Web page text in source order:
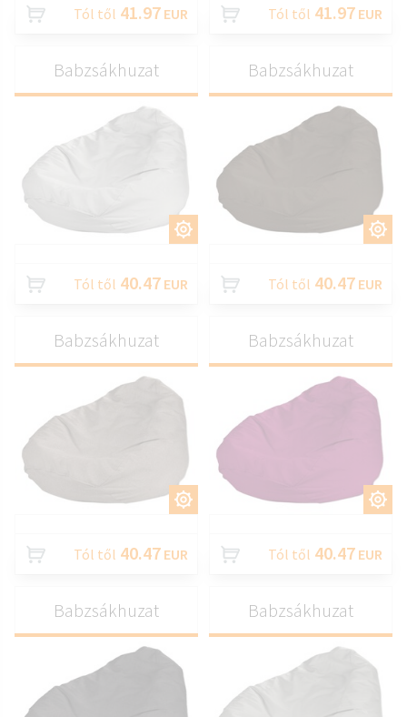
Tól től 41.97 EUR Tól től 41.97 EUR
TESTRESZAB
Babzsákhuzat
Tól től 40.47 EUR
TESTRESZAB
Babzsákhuzat
Tól től 40.47 EUR
TESTRESZAB
Babzsákhuzat
Tól től 40.47 EUR
TESTRESZAB
Babzsákhuzat
Tól től 40.47 EUR
Babzsákhuzat Babzsákhuzat